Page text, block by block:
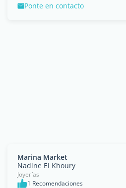
Ponte en contacto
Marina Market
Nadine El Khoury
Joyerías
1 Recomendaciones